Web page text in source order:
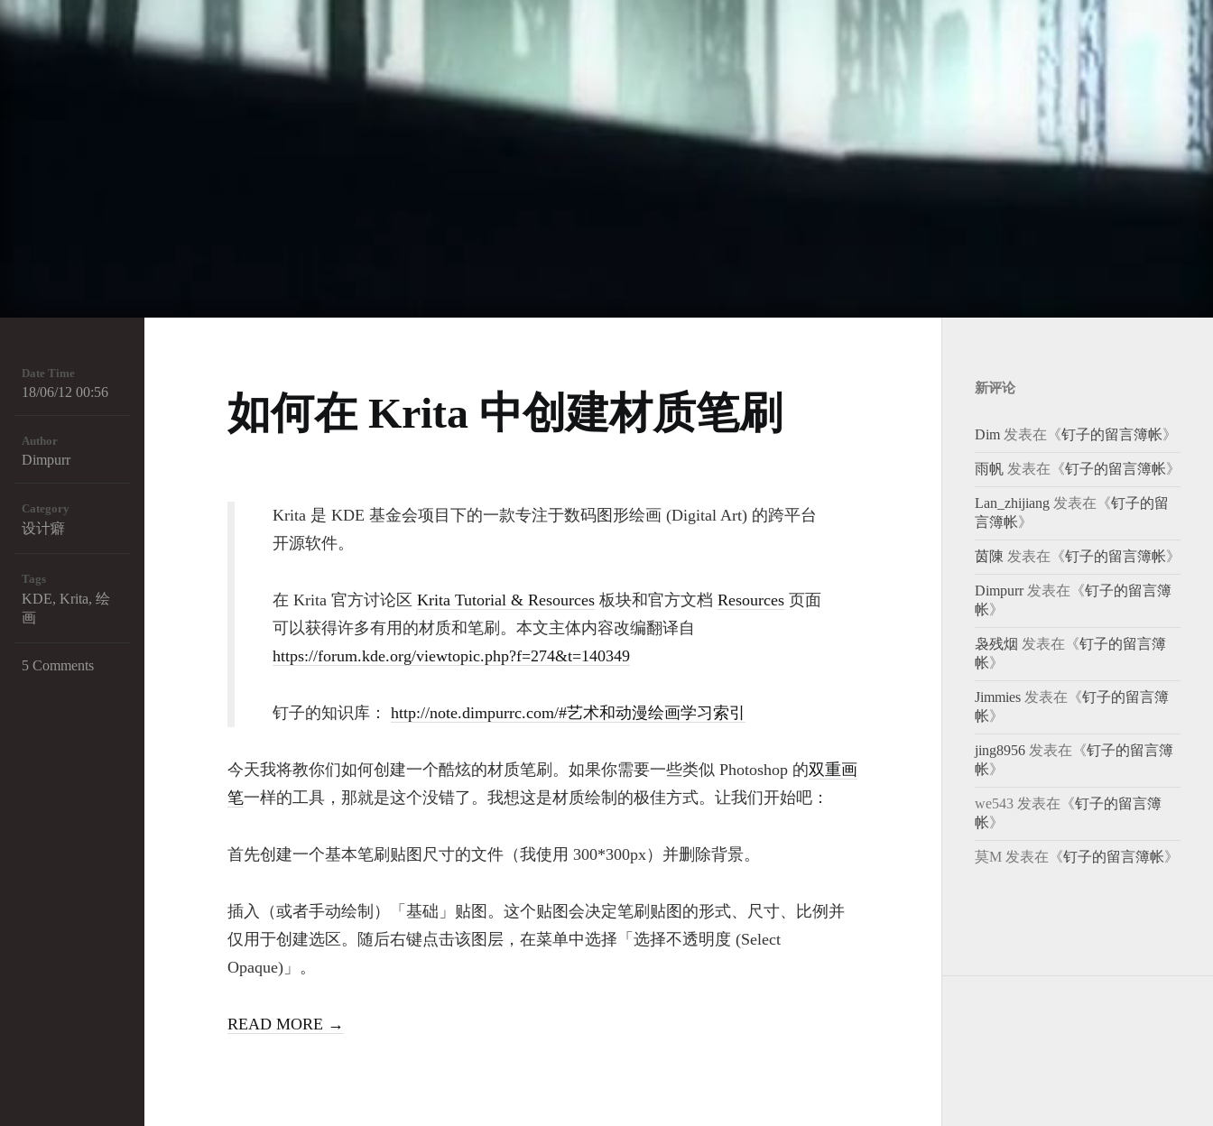
Date Time
18/06/12 00:56
Author
Dimpurr
Category
设计癖
Tags
KDE, Krita, 绘
画
5 Comments
如何在 Krita 中创建材质笔刷
Krita 是 KDE 基金会项目下的一款专注于数码图形绘画 (Digital Art) 的跨平台
开源软件。
在 Krita 官方讨论区 Krita Tutorial & Resources 板块和官方文档 Resources 页面
可以获得许多有用的材质和笔刷。本文主体内容改编翻译自
https://forum.kde.org/viewtopic.php?f=274&t=140349
钉子的知识库： http://note.dimpurrc.com/#艺术和动漫绘画学习索引
今天我将教你们如何创建一个酷炫的材质笔刷。如果你需要一些类似 Photoshop 的双重画
笔一样的工具，那就是这个没错了。我想这是材质绘制的极佳方式。让我们开始吧：
首先创建一个基本笔刷贴图尺寸的文件（我使用 300*300px）并删除背景。
插入（或者手动绘制）「基础」贴图。这个贴图会决定笔刷贴图的形式、尺寸、比例并
仅用于创建选区。随后右键点击该图层，在菜单中选择「选择不透明度 (Select
Opaque)」。
READ MORE →
新评论
Dim 发表在《钉子的留言簿帐》
雨帆 发表在《钉子的留言簿帐》
Lan_zhijiang 发表在《钉子的留
言簿帐》
茵陳 发表在《钉子的留言簿帐》
Dimpurr发表在《钉子的留言簿
帐》
袅残烟 发表在《钉子的留言簿
帐》
Jimmies 发表在《钉子的留言簿
帐》
jing8956 发表在《钉子的留言簿
帐》
we543 发表在《钉子的留言簿
帐》
莫M 发表在《钉子的留言簿帐》